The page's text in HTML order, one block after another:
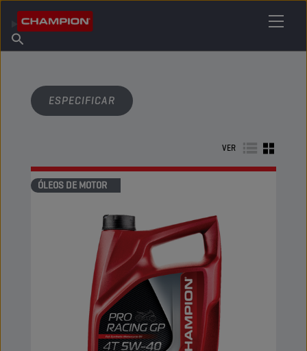
Sobre a Champion
Encontrar ponto de venda
ESPECIFICAR
VER
ÓLEOS DE MOTOR